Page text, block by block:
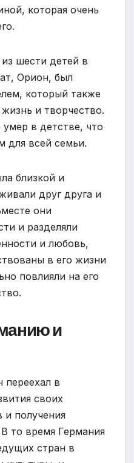
которая очень
шести детей в
Орион, был
который также
и творчество.
в детстве, что
для всей семьи.
близкой и
друг друга и
они
и разделяли
и любовь,
в его жизни
повлияли на его
и
переехал в
своих
и получения
то время Германия
стран в